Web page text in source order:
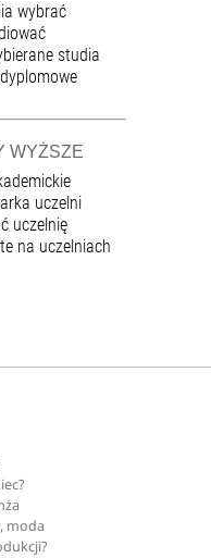
wybrać
studia
WYŻSZE
uczelni
uczelnię
na uczelniach
moda